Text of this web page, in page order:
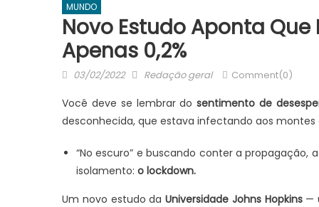
MUNDO
Novo Estudo Aponta Que
Apenas 0,2%
Posted
03/02/2022 Author
Redação geral Comment(0)
Você deve se lembrar dosentimento de
desconhecida, que estava infectando aos
“No escuro” e buscando conter a
isolamento: o lockdown.
Um novo estudo daUniversidade Johns Hopkins—